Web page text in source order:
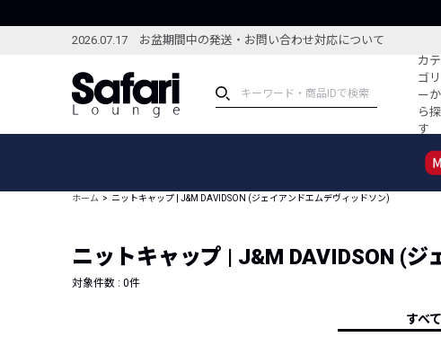
2026.07.17 お盆期間中の発送・お問い合わせ対応について
カテ
ゴリ
ーか
ら探
す
ブランドから探す
新着アイテム
編集部のおすすめアイテム
特集記事
コーディネート
ホーム ニットキャップ | J&M DAVIDSON (ジェイアンドエムデヴィッドソン)
ニットキャップ | J&M DAVIDSON (
対象件数 : 0件
すべて